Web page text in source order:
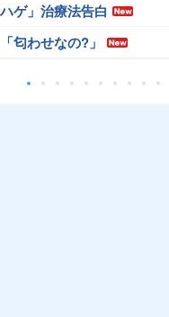
ゲ」治療法告白
匂わせなの?」